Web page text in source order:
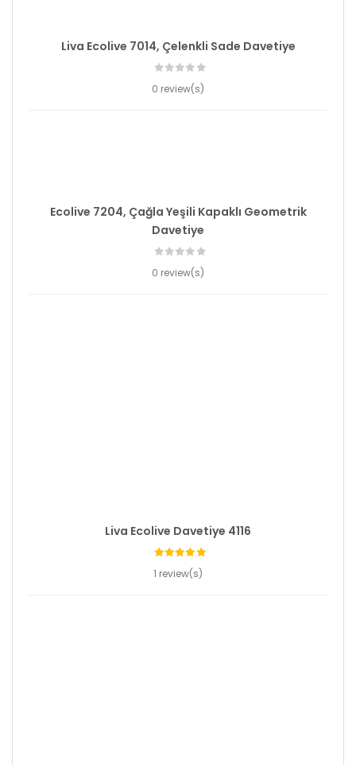
Liva Ecolive 7014, Çelenkli Sade Davetiye
0 review(s)
Ecolive 7204, Çağla Yeşili Kapaklı Geometrik
Davetiye
0 review(s)
Liva Ecolive Davetiye 4116
1 review(s)